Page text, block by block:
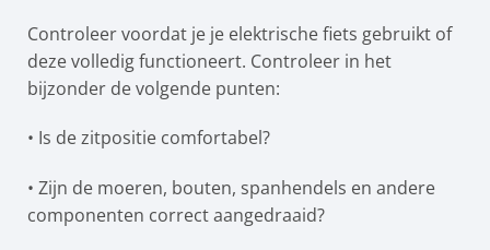
Controleer voordat je je elektrische fiets gebruikt of
deze volledig functioneert. Controleer in het
bijzonder de volgende punten:
• Is de zitpositie comfortabel?
• Zijn de moeren, bouten, spanhendels en andere
componenten correct aangedraaid?